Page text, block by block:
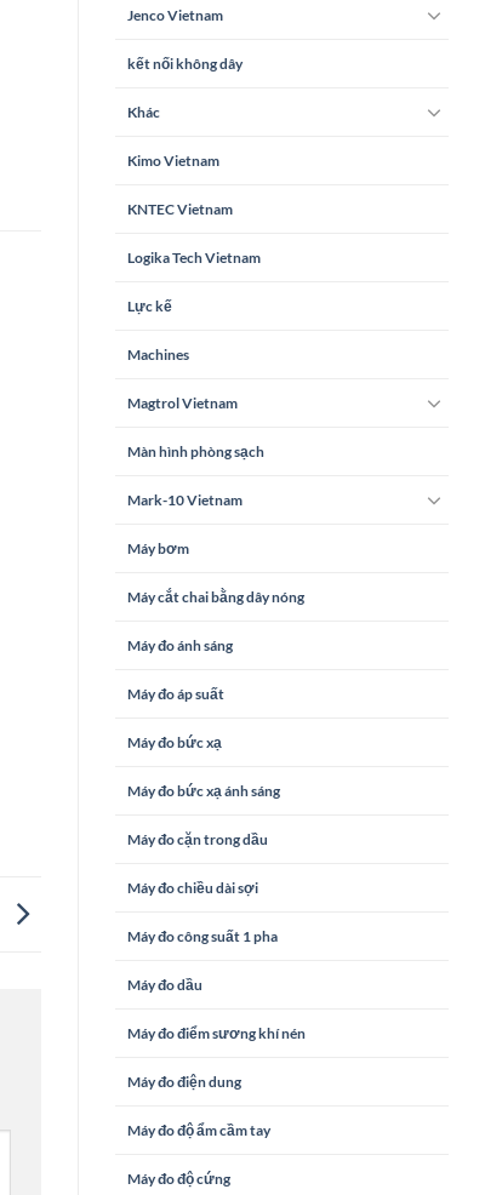
Jenco Vietnam
kết nối không dây
Khác
Kimo Vietnam
KNTEC Vietnam
Logika Tech Vietnam
Lực kế
Machines
Magtrol Vietnam
Màn hình phòng sạch
Mark-10 Vietnam
Máy bơm
Máy cắt chai bằng dây nóng
Máy đo ánh sáng
Máy đo áp suất
Máy đo bức xạ
Máy đo bức xạ ánh sáng
Máy đo cặn trong dầu
Máy đo chiều dài sợi
Máy đo công suất 1 pha
Máy đo dầu
Máy đo điểm sương khí nén
Máy đo điện dung
Máy đo độ ẩm cầm tay
Máy đo độ cứng